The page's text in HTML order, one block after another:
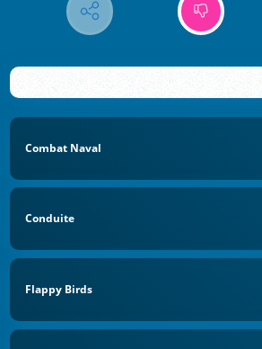
Combat Naval
Conduite
Flappy Birds